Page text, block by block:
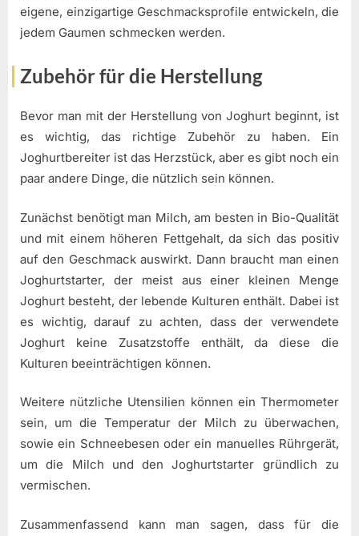
eigene, einzigartige Geschmacksprofile entwickeln, die
jedem Gaumen schmecken werden.
Zubehör für die Herstellung
Bevor man mit der Herstellung von Joghurt beginnt, ist
es wichtig, das richtige Zubehör zu haben. Ein
Joghurtbereiter ist das Herzstück, aber es gibt noch ein
paar andere Dinge, die nützlich sein können.
Zunächst benötigt man Milch, am besten in Bio-Qualität
und mit einem höheren Fettgehalt, da sich das positiv
auf den Geschmack auswirkt. Dann braucht man einen
Joghurtstarter, der meist aus einer kleinen Menge
Joghurt besteht, der lebende Kulturen enthält. Dabei ist
es wichtig, darauf zu achten, dass der verwendete
Joghurt keine Zusatzstoffe enthält, da diese die
Kulturen beeinträchtigen können.
Weitere nützliche Utensilien können ein Thermometer
sein, um die Temperatur der Milch zu überwachen,
sowie ein Schneebesen oder ein manuelles Rührgerät,
um die Milch und den Joghurtstarter gründlich zu
vermischen.
Zusammenfassend kann man sagen, dass für die